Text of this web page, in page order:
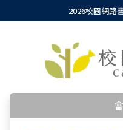
2026校園網路